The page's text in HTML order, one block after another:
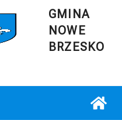
GMINA
NOWE
BRZESKO